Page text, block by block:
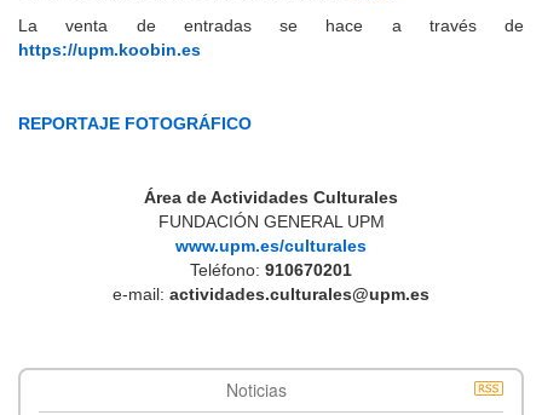
La venta de entradas se hace a través de
https://upm.koobin.es
REPORTAJE FOTOGRÁFICO
Área de Actividades Culturales
FUNDACIÓN GENERAL UPM
www.upm.es/culturales
Teléfono: 910670201
e-mail: actividades.culturales@upm.es
Noticias